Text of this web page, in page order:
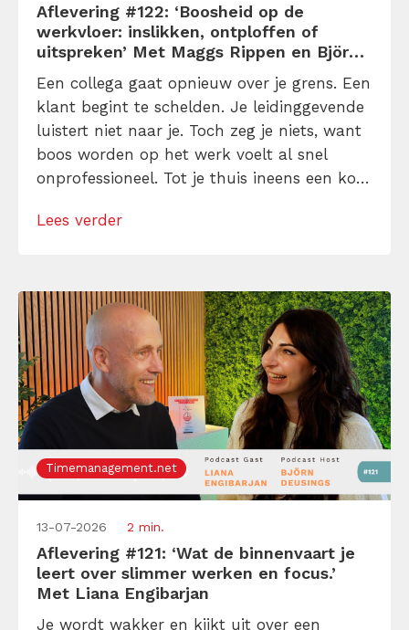
Aflevering #122: ‘Boosheid op de
werkvloer: inslikken, ontploffen of
uitspreken’ Met Maggs Rippen en Björn
Een collega gaat opnieuw over je grens. Een
klant begint te schelden. Je leidinggevende
luistert niet naar je. Toch zeg je niets, want
boos worden op het werk voelt al snel
onprofessioneel. Tot je thuis ineens een kort
alsnog volledig uit je plaat gaat. In deze
Lees verder
Timemanagement.net
13-07-2026 2 min.
Aflevering #121: ‘Wat de binnenvaart je
leert over slimmer werken en focus.’
Met Liana Engibarjan
Je wordt wakker en kijkt uit over een